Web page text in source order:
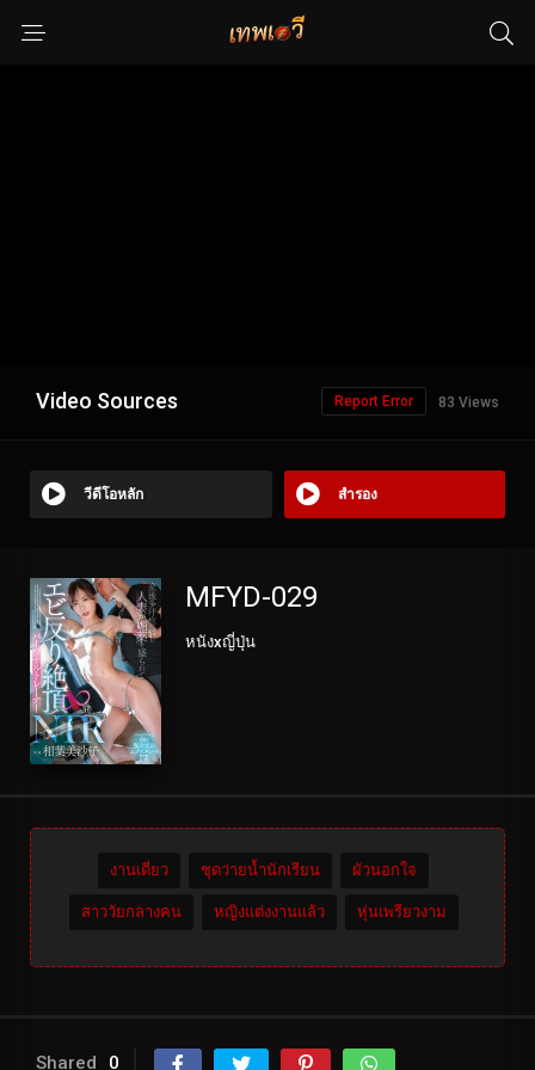
Video Sources 83 Views
Report Error
วีดีโอหลัก สำรอง
MFYD-029
หนังxญี่ปุ่น
งานเดี่ยว ชุดว่ายน้ำนักเรียน ผัวนอกใจ
สาววัยกลางคน หญิงแต่งงานแล้ว หุ่นเพรียวงาม
Shared 0